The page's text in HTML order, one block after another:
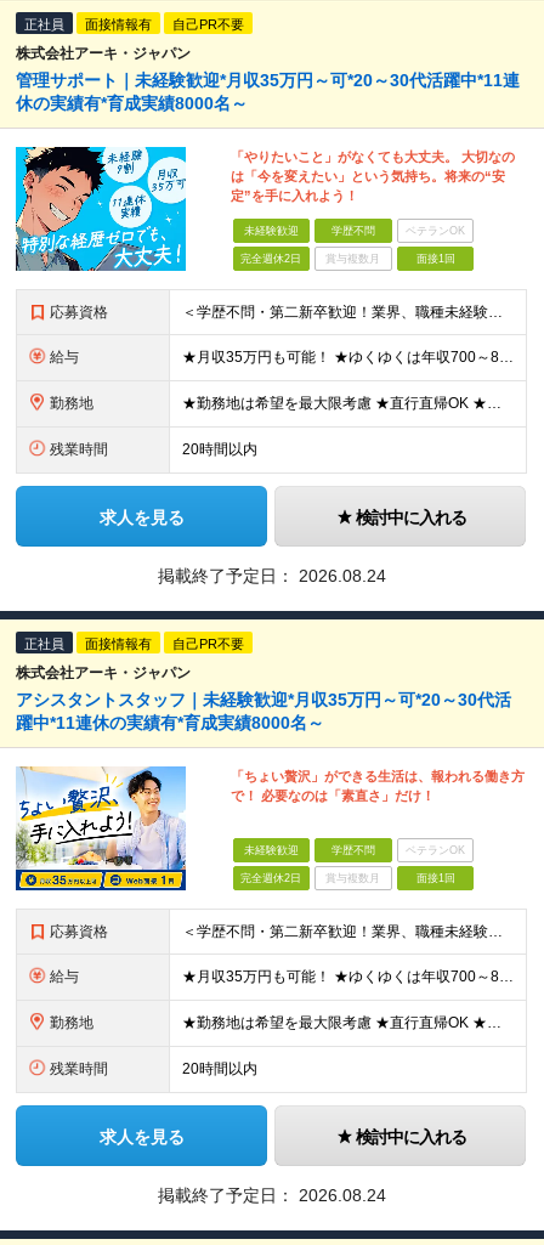
正社員 面接情報有 自己PR不要
株式会社アーキ・ジャパン
管理サポート｜未経験歓迎*月収35万円～可*20～30代活躍中*11連
休の実績有*育成実績8000名～
「やりたいこと」がなくても大丈夫。 大切なの
は「今を変えたい」という気持ち。将来の“安
定”を手に入れよう！
未経験歓迎 学歴不問 ベテランOK
完全週休2日 賞与複数月 面接1回
応募資格 ＜学歴不問・第二新卒歓迎！業界、職種未経験歓迎！20代～30代活躍中＞ ★35歳以下の方（若年層の長期キャリア形成を図るため） ★フリーター・正社員未経験・社会人未経験OK ★転職回数が多い方もぜひ
給与 ★月収35万円も可能！ ★ゆくゆくは年収700～800万円も！ ★手当が多数あり ・残業手当（100％）★1分単位で支給 ・資格手当（最大月6万円） ・結婚/出産祝金（最大3万円） 【首都圏・北関東
勤務地 ★勤務地は希望を最大限考慮 ★直行直帰OK ★車通勤のエリアもあり ★研修は、下記いずれかの研修センターで行います ・東京校（東京本社とアクセスは同様） ・大阪校（大阪府大阪市中央区道修町 2-1-1
残業時間 20時間以内
求人を見る 検討中に入れる
掲載終了予定日： 2026.08.24
正社員 面接情報有 自己PR不要
株式会社アーキ・ジャパン
アシスタントスタッフ｜未経験歓迎*月収35万円～可*20～30代活
躍中*11連休の実績有*育成実績8000名～
「ちょい贅沢」ができる生活は、報われる働き方
で！ 必要なのは「素直さ」だけ！
未経験歓迎 学歴不問 ベテランOK
完全週休2日 賞与複数月 面接1回
応募資格 ＜学歴不問・第二新卒歓迎！業界、職種未経験歓迎！20代～30代活躍中＞ ★35歳以下の方（若年層の長期キャリア形成を図るため） ★フリーター・正社員未経験・社会人未経験OK ★転職回数が多い方もぜひ
給与 ★月収35万円も可能！ ★ゆくゆくは年収700～800万円も！ ★手当が多数あり ・残業手当（100％）★1分単位で支給 ・資格手当（最大月6万円） ・結婚/出産祝金（最大3万円） 【首都圏・北関東
勤務地 ★勤務地は希望を最大限考慮 ★直行直帰OK ★車通勤のエリアもあり ★研修は、下記いずれかの研修センターで行います ・東京校（東京本社とアクセスは同様） ・大阪校（大阪府大阪市中央区道修町 2-1-1
残業時間 20時間以内
求人を見る 検討中に入れる
掲載終了予定日： 2026.08.24